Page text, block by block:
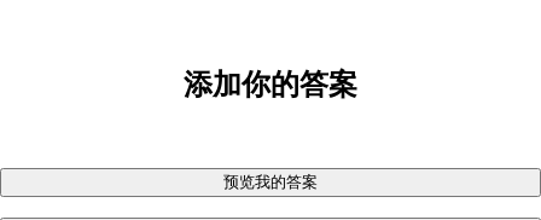
添加你的答案
预览我的答案